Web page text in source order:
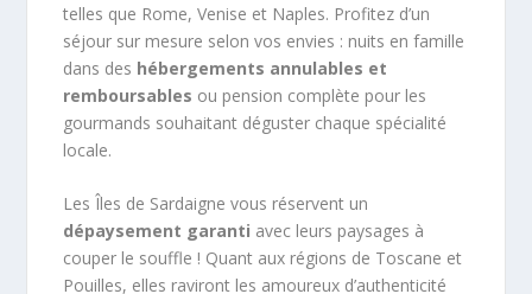
telles que Rome, Venise et Naples. Profitez d’un
séjour sur mesure selon vos envies : nuits en famille
dans des hébergements annulables et
remboursables ou pension complète pour les
gourmands souhaitant déguster chaque spécialité
locale.
Les Îles de Sardaigne vous réservent un
dépaysement garanti avec leurs paysages à
couper le souffle ! Quant aux régions de Toscane et
Pouilles, elles raviront les amoureux d’authenticité